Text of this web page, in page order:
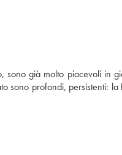
sono già molto piacevoli in
sono profondi, persistenti: la